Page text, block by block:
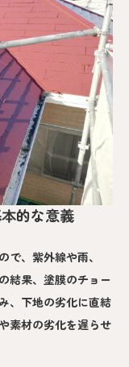
的な意義
、紫外線や雨、
結果、塗膜のチョー
、下地の劣化に直結
素材の劣化を遅らせ